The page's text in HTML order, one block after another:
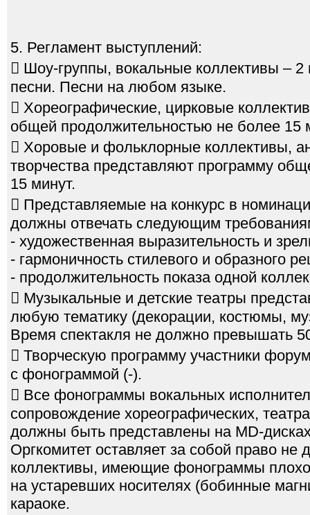
5. Регламент выступлений:
 Шоу-группы, вокальные коллективы – 2
песни. Песни на любом языке.
 Хореографические, цирковые
общей продолжительностью не более 15
 Хоровые и фольклорные коллективы,
творчества представляют программу
15 минут.
 Представляемые на конкурс в
должны отвечать следующим
- художественная выразительность и
- гармоничность стилевого и образного
- продолжительность показа одной
 Музыкальные и детские театры
любую тематику (декорации, костюмы,
Время спектакля не должно превышать
 Творческую программу участники
с фонограммой (-).
 Все фонограммы вокальных
сопровождение хореографических,
должны быть представлены на МD-
Оргкомитет оставляет за собой право не
коллективы, имеющие фонограммы
на устаревших носителях (бобинные
караоке.